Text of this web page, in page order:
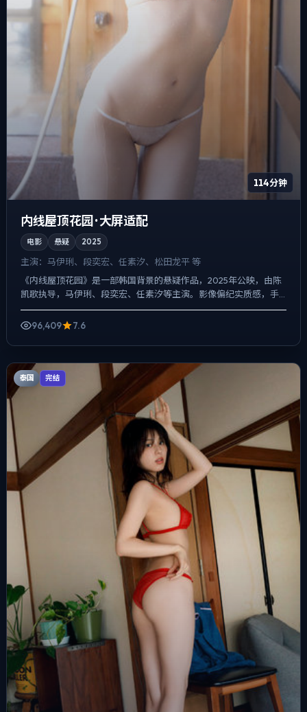
114分钟
内线屋顶花园 · 大屏适配
电影 悬疑 2025
主演： 马伊琍、段奕宏、任素汐、松田龙平 等
《内线屋顶花园》是一部韩国背景的悬疑作品，2025年公映，由陈
凯歌执导，马伊琍、段奕宏、任素汐等主演。影像偏纪实质感，手
持与固定机位交替出现，动作戏服务于叙事节点，每场打斗都改...
96,409
7.6
泰国 完结